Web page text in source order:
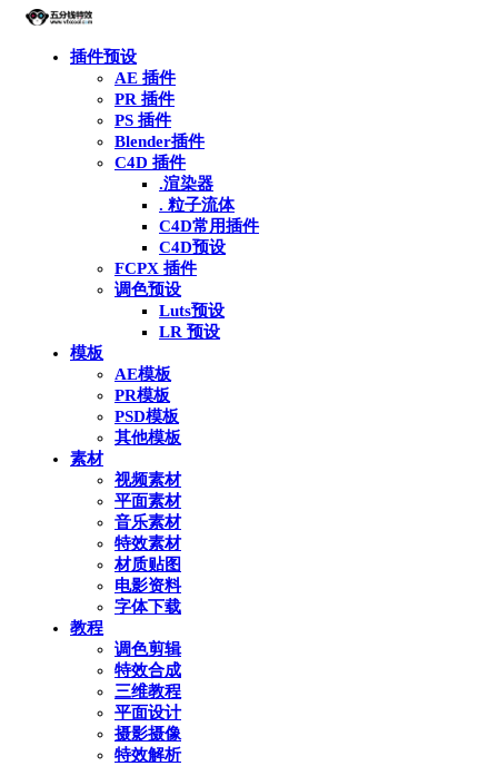
插件预设
AE 插件
PR 插件
PS 插件
Blender插件
C4D 插件
.渲染器
. 粒子流体
C4D常用插件
C4D预设
FCPX 插件
调色预设
Luts预设
LR 预设
模板
AE模板
PR模板
PSD模板
其他模板
素材
视频素材
平面素材
音乐素材
特效素材
材质贴图
电影资料
字体下载
教程
调色剪辑
特效合成
三维教程
平面设计
摄影摄像
特效解析